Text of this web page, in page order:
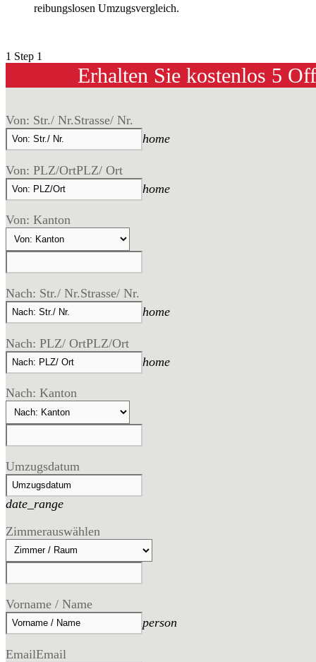
reibungslosen Umzugsvergleich.
1 Step 1
Erhalten Sie kostenlos 5
Von: Str./ Nr.Strasse/ Nr.
home
Von: PLZ/OrtPLZ/ Ort
home
Von: Kanton
Nach: Str./ Nr.Strasse/ Nr.
home
Nach: PLZ/ OrtPLZ/Ort
home
Nach: Kanton
Umzugsdatum
date_range
Zimmerauswählen
Vorname / Name
person
EmailEmail